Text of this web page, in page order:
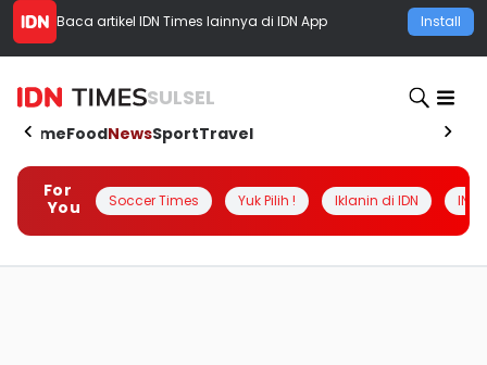
Baca artikel IDN Times lainnya di IDN App Install
SULSEL
HomeFoodNewsSportTravel
For
You
Soccer Times Yuk Pilih ! Iklanin di IDN